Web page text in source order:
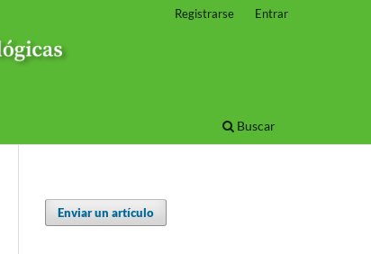
Buscar
Registrarse Entrar
Enviar un artículo